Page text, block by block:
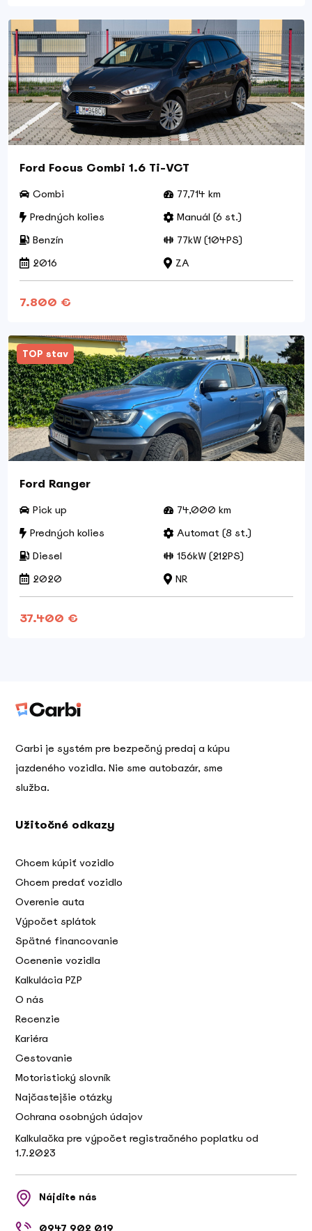
Ford Focus Combi 1.6 Ti-VCT
Combi
77,714 km
Predných kolies
Manuál (6 st.)
Benzín
77kW (104PS)
2016
ZA
7.800 €
TOP stav
Ford Ranger
Pick up
74,000 km
Predných kolies
Automat (8 st.)
Diesel
156kW (212PS)
2020
NR
37.400 €
Carbi je systém pre bezpečný predaj a kúpu
jazdeného vozidla. Nie sme autobazár, sme
služba.
Užitočné odkazy
Chcem kúpiť vozidlo
Chcem predať vozidlo
Overenie auta
Výpočet splátok
Spätné financovanie
Ocenenie vozidla
Kalkulácia PZP
O nás
Recenzie
Kariéra
Cestovanie
Motoristický slovník
Najčastejšie otázky
Ochrana osobných údajov
Kalkulačka pre výpočet registračného poplatku od
1.7.2023
Nájdite nás